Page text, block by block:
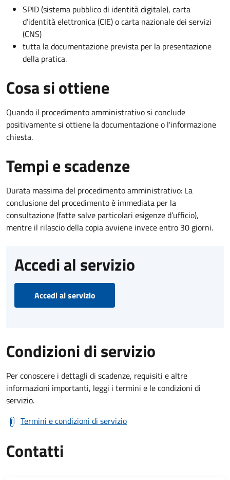
SPID (sistema pubblico di identità digitale), carta
d’identità elettronica (CIE) o carta nazionale dei servizi
(CNS)
tutta la documentazione prevista per la presentazione
della pratica.
Cosa si ottiene
Quando il procedimento amministrativo si conclude
positivamente si ottiene la documentazione o l'informazione
chiesta.
Tempi e scadenze
Durata massima del procedimento amministrativo: La
conclusione del procedimento è immediata per la
consultazione (fatte salve particolari esigenze d’ufficio),
mentre il rilascio della copia avviene invece entro 30 giorni.
Accedi al servizio
Accedi al servizio
Condizioni di servizio
Per conoscere i dettagli di scadenze, requisiti e altre
informazioni importanti, leggi i termini e le condizioni di
servizio.
Termini e condizioni di servizio
Contatti